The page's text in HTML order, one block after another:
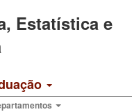
Estatística e